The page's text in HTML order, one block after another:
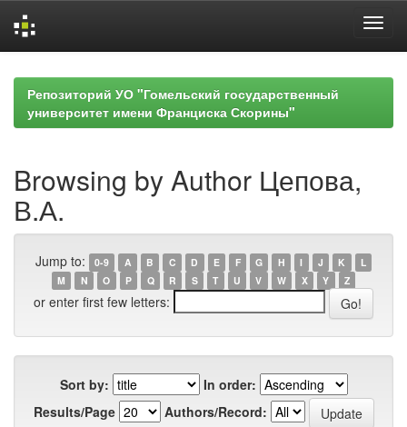
navigationРепозиторий УО "Гомельский государственный
университет имени Франциска Скорины"
Browsing by Author Цепова,
В.А.
Jump to: 0-9 A B C D E F G H I J K
L
M
N O P Q R S T U V W X Y Z
or enter first few letters:
Sort by:
In order:
Results/Page
Authors/Record: